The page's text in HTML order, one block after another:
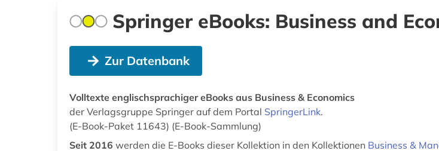
Springer eBooks: Business and
Zur Datenbank
Volltexte englischsprachiger eBooks aus Business & Economics
der Verlagsgruppe Springer auf dem Portal SpringerLink.
(E-Book-Paket 11643) (E-Book-Sammlung)
Seit 2016 werden die E-Books dieser Kollektion in den Kollektionen Business &